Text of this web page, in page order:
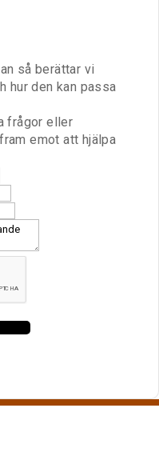
så berättar vi
hur den kan passa
frågor eller
emot att hjälpa